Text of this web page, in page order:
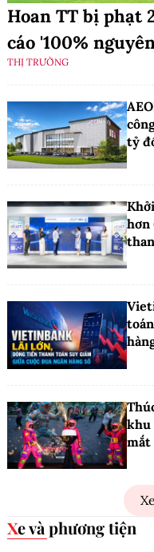
Hoan TT bị phạt
cáo '100%
THỊ TRƯỜNG
tỷ
hơn
khu
mắt
Xe và phương tiện